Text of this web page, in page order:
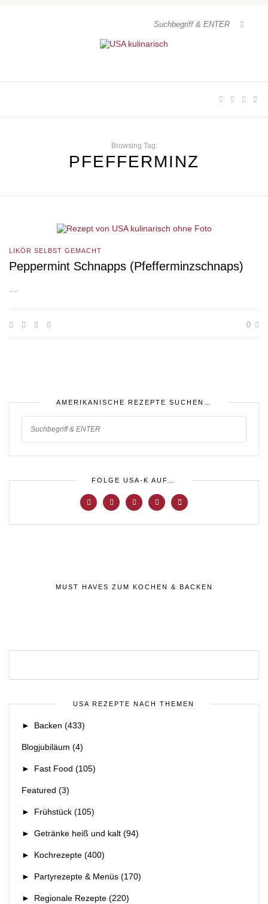
Browsing Tag:
PFEFFERMINZ
LIKÖR SELBST GEMACHT
Peppermint Schnapps (Pfefferminzschnaps)
…
0
AMERIKANISCHE REZEPTE SUCHEN…
FOLGE USA-K AUF…
MUST HAVES ZUM KOCHEN & BACKEN
USA REZEPTE NACH THEMEN
► Backen (433)
Blogjubiläum (4)
► Fast Food (105)
Featured (3)
► Frühstück (105)
► Getränke heiß und kalt (94)
► Kochrezepte (400)
► Partyrezepte & Menüs (170)
► Regionale Rezepte (220)